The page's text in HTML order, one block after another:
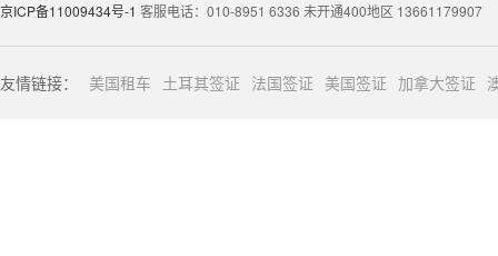
京ICP备11009434号-1 客服电话：010-8951 6336 未开通400地区 13661179907
友情链接： 美国租车 土耳其签证 法国签证 美国签证 加拿大签证